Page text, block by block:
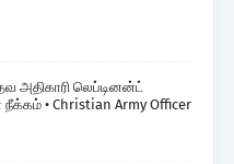
அதிகாரி லெப்டினன்ட்
• Christian Army Officer